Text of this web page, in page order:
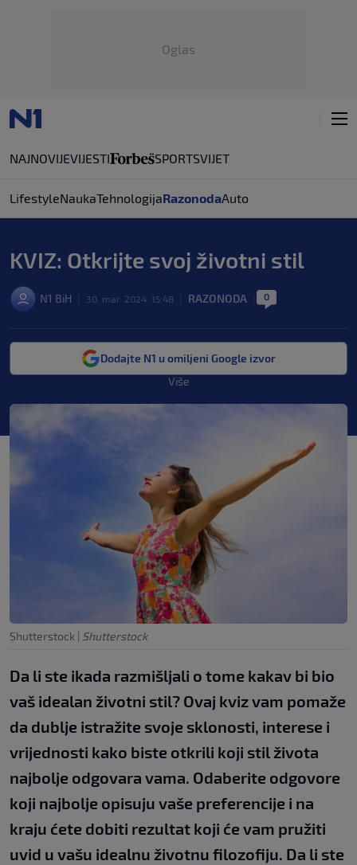
Oglas
NAJNOVIJEVIJESTI SPORTSVIJET
LifestyleNaukaTehnologijaRazonodaAuto
KVIZ: Otkrijte svoj životni stil
N1 BiH 30. mar. 2024. 15:48 RAZONODA 0
Dodajte N1 u omiljeni Google izvor
Više
Shutterstock Shutterstock
Da li ste ikada razmišljali o tome kakav bi bio
vaš idealan životni stil? Ovaj kviz vam pomaže
da dublje istražite svoje sklonosti, interese i
vrijednosti kako biste otkrili koji stil života
najbolje odgovara vama. Odaberite odgovore
koji najbolje opisuju vaše preferencije i na
kraju ćete dobiti rezultat koji će vam pružiti
uvid u vašu idealnu životnu filozofiju. Da li ste